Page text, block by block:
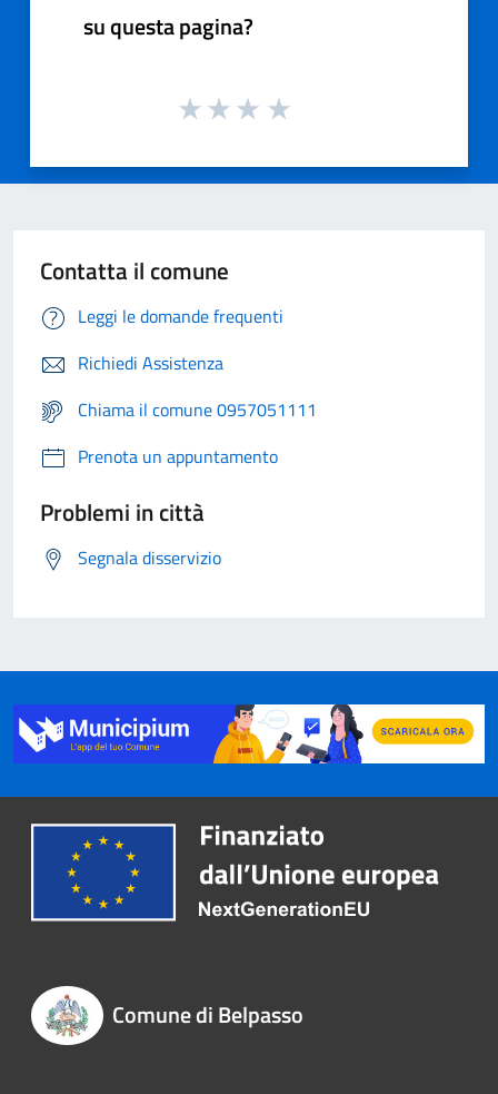
su questa pagina?
Contatta il comune
Leggi le domande frequenti
Richiedi Assistenza
Chiama il comune 0957051111
Prenota un appuntamento
Problemi in città
Segnala disservizio
Comune di Belpasso